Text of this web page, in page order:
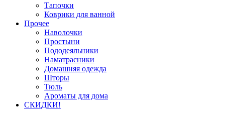
Тапочки
Коврики для ванной
Прочее
Наволочки
Простыни
Пододеяльники
Наматрасники
Домашняя одежда
Шторы
Тюль
Ароматы для дома
СКИДКИ!